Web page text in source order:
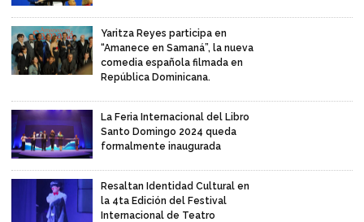
Yaritza Reyes participa en
“Amanece en Samaná”, la nueva
comedia española filmada en
República Dominicana.
La Feria Internacional del Libro
Santo Domingo 2024 queda
formalmente inaugurada
Resaltan Identidad Cultural en
la 4ta Edición del Festival
Internacional de Teatro